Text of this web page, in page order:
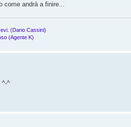
come andrà a finire...
(Dario Cassini)
(Agente K)
^-^